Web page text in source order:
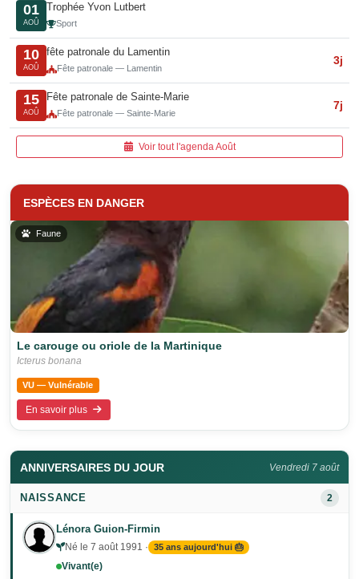
01
AOÛ
Trophée Yvon Lutbert
Sport
10
AOÛ
fête patronale du Lamentin
Fête patronale — Lamentin
3j
15
AOÛ
Fête patronale de Sainte-Marie
Fête patronale — Sainte-Marie
7j
Voir tout l'agenda Août
ESPÈCES EN DANGER
Faune
Le carouge ou oriole de la Martinique
Icterus bonana
VU — Vulnérable
En savoir plus
ANNIVERSAIRES DU JOUR Vendredi 7 août
NAISSANCE 2
Lénora Guion-Firmin
Né le 7 août 1991 · 35 ans aujourd'hui 🎂
Vivant(e)